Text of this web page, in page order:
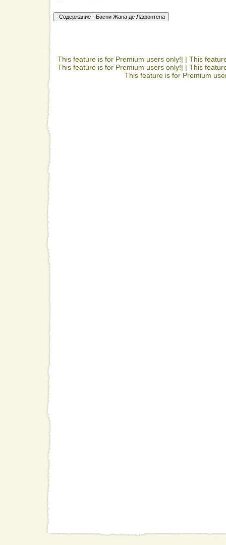
This feature is for Premium users only!| | This
This feature is for Premium users only!| | This
This feature is for Premium